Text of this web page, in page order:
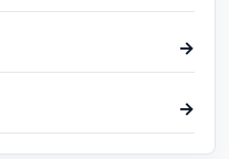
→
→